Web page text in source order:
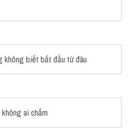
không biết bắt đầu từ đâu
ai chấm